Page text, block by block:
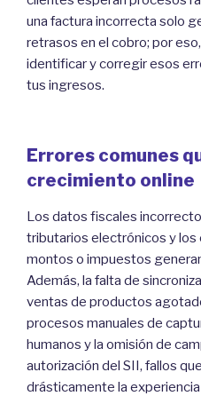
una factura incorrecta solo
retrasos en el cobro; por
identificar y corregir esos
tus ingresos.
Errores comunes
crecimiento online
Los datos fiscales
tributarios electrónicos y los
montos o impuestos
Además, la falta de
ventas de productos
procesos manuales de
humanos y la omisión de
autorización del SII, fallos
drásticamente la